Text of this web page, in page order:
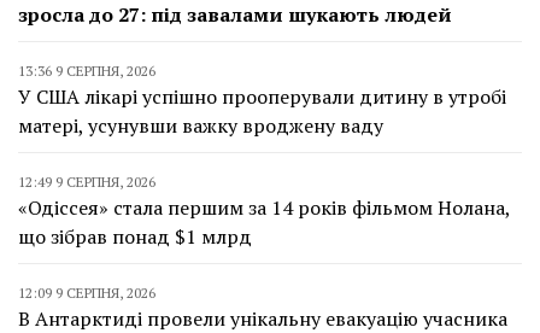
зросла до 27: під завалами шукають людей
13:36 9 СЕРПНЯ, 2026
У США лікарі успішно прооперували дитину в утробі
матері, усунувши важку вроджену ваду
12:49 9 СЕРПНЯ, 2026
«Одіссея» стала першим за 14 років фільмом Нолана,
що зібрав понад $1 млрд
12:09 9 СЕРПНЯ, 2026
В Антарктиді провели унікальну евакуацію учасника